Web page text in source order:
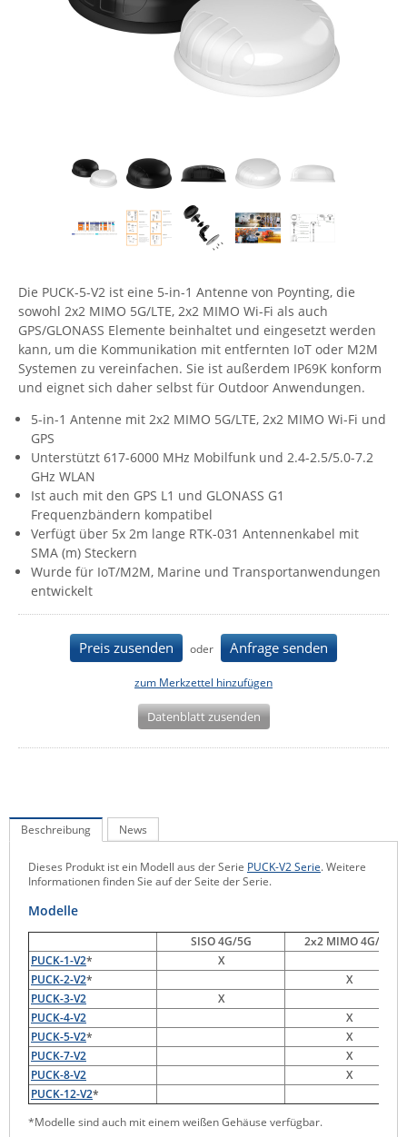
Energiemessung
Energieverteilung
IP, WLAN & GSM Sensorik
IPC, Industrielle Netzwerktechnik & WLAN
Industrielle Netzwerktechnik / Kommunikation
IT Netzwerktechnik / Kommunikation
Comet System
Contemporary Controls
Fokus Technologies
Gude
Guntermann & Drunck
High Sec Labs
HW group
IEC Lock
Ihse
Kerlink
Kramer Electronics
KVM TEC
Legrand
Milesight
Panorama Antennas
PatchSee
Raritan
Riello UPS
SIRIO Antenne
Sunbird
Tactical Software
TEKTELIC
Teltonika
Unwired Networks
Vision
Die PUCK-5-V2 ist eine 5-in-1 Antenne von Poynting, die
sowohl 2x2 MIMO 5G/LTE, 2x2 MIMO Wi-Fi als auch
GPS/GLONASS Elemente beinhaltet und eingesetzt werden
kann, um die Kommunikation mit entfernten IoT oder M2M
Systemen zu vereinfachen. Sie ist außerdem IP69K konform
und eignet sich daher selbst für Outdoor Anwendungen.
5-in-1 Antenne mit 2x2 MIMO 5G/LTE, 2x2 MIMO Wi-Fi und
GPS
Unterstützt 617-6000 MHz Mobilfunk und 2.4-2.5/5.0-7.2
GHz WLAN
Ist auch mit den GPS L1 und GLONASS G1
Frequenzbändern kompatibel
Verfügt über 5x 2m lange RTK-031 Antennenkabel mit
SMA (m) Steckern
Wurde für IoT/M2M, Marine und Transportanwendungen
entwickelt
Preis zusenden oder Anfrage senden
zum Merkzettel hinzufügen
Datenblatt zusenden
Beschreibung News
Dieses Produkt ist ein Modell aus der Serie PUCK-V2 Serie. Weitere
Informationen finden Sie auf der Seite der Serie.
Modelle
SISO 4G/5G
2x2 MIMO 4G/5G
PUCK-1-V2*
X
PUCK-2-V2*
X
PUCK-3-V2
X
PUCK-4-V2
X
PUCK-5-V2*
X
PUCK-7-V2
X
PUCK-8-V2
X
PUCK-12-V2*
*Modelle sind auch mit einem weißen Gehäuse verfügbar.